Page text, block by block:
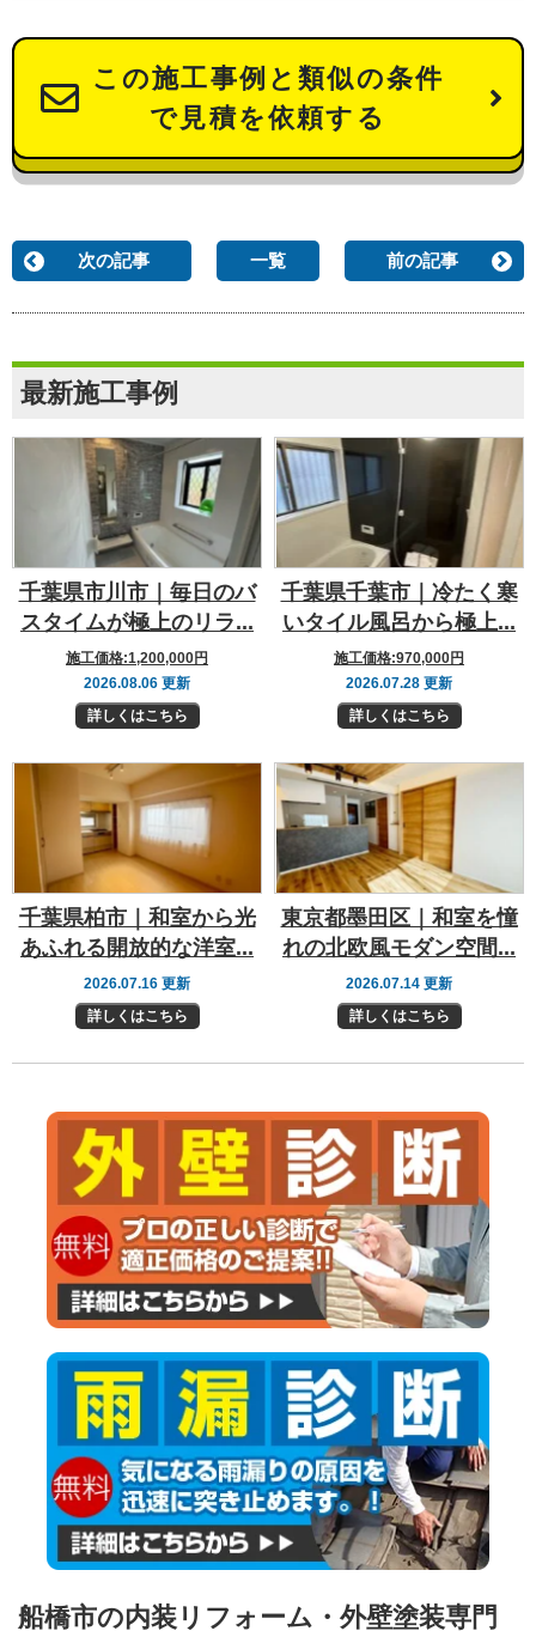
この施工事例と類似の条件
で見積を依頼する
次の記事 一覧 前の記事
最新施工事例
千葉県市川市｜毎日のバ
スタイムが極上のリラ...
施工価格:1,200,000円
2026.08.06 更新
詳しくはこちら
千葉県千葉市｜冷たく寒
いタイル風呂から極上...
施工価格:970,000円
2026.07.28 更新
詳しくはこちら
千葉県柏市｜和室から光
あふれる開放的な洋室...
2026.07.16 更新
詳しくはこちら
東京都墨田区｜和室を憧
れの北欧風モダン空間...
2026.07.14 更新
詳しくはこちら
船橋市の内装リフォーム・外壁塗装専門